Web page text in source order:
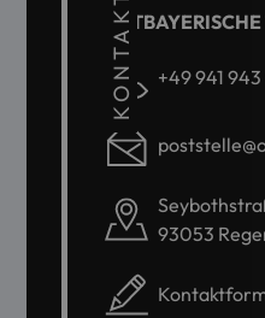
KONTAKT +49 941
93053